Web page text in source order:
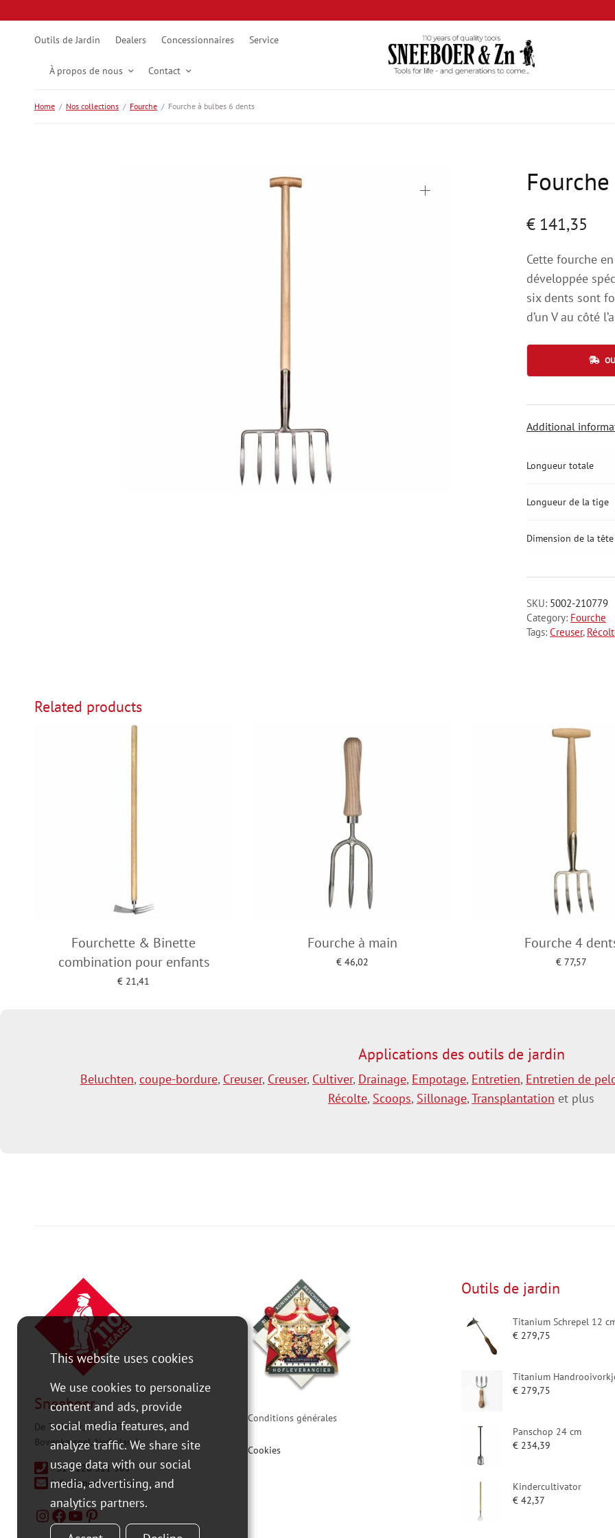
Outils de Jardin Dealers Concessionnaires Service
À propos de nous Contact
Home / Nos collections / Fourche / Fourche à bulbes 6 dents
€ 141,35
Cette fourche
développée
six dents sont
d’un V au côté
Additional
Longueur totale
Longueur de la tige
Dimension de la tête
SKU: 5002-210779
Category: Fourche
Tags: Creuser,
Related products
Fourchette & Binette
combination pour enfants
€ 21,41
Fourche à main
€ 46,02
Fourche 4
€ 77,57
Applications des outils de jardin
Beluchten, coupe-bordure, Creuser, Creuser, Cultiver, Drainage, Empotage, Entretien, Entretien de
Récolte, Scoops, Sillonage,Transplantation et plus
Sneeboer
De Tocht 3c, 1611 HT
Bovenkarspel, Nederland
+31 0228 511 365
info@sneeboer.com
Conditions générales
Cookies
Outils de jardin
Titanium Schrepel 12
€ 279,75
Titanium
€ 279,75
Panschop 24 cm
€ 234,39
Kindercultivator
€ 42,37
This website uses cookies
We use cookies to personalize
content and ads, provide
social media features, and
analyze traffic. We share site
usage data with our social
media, advertising, and
analytics partners.